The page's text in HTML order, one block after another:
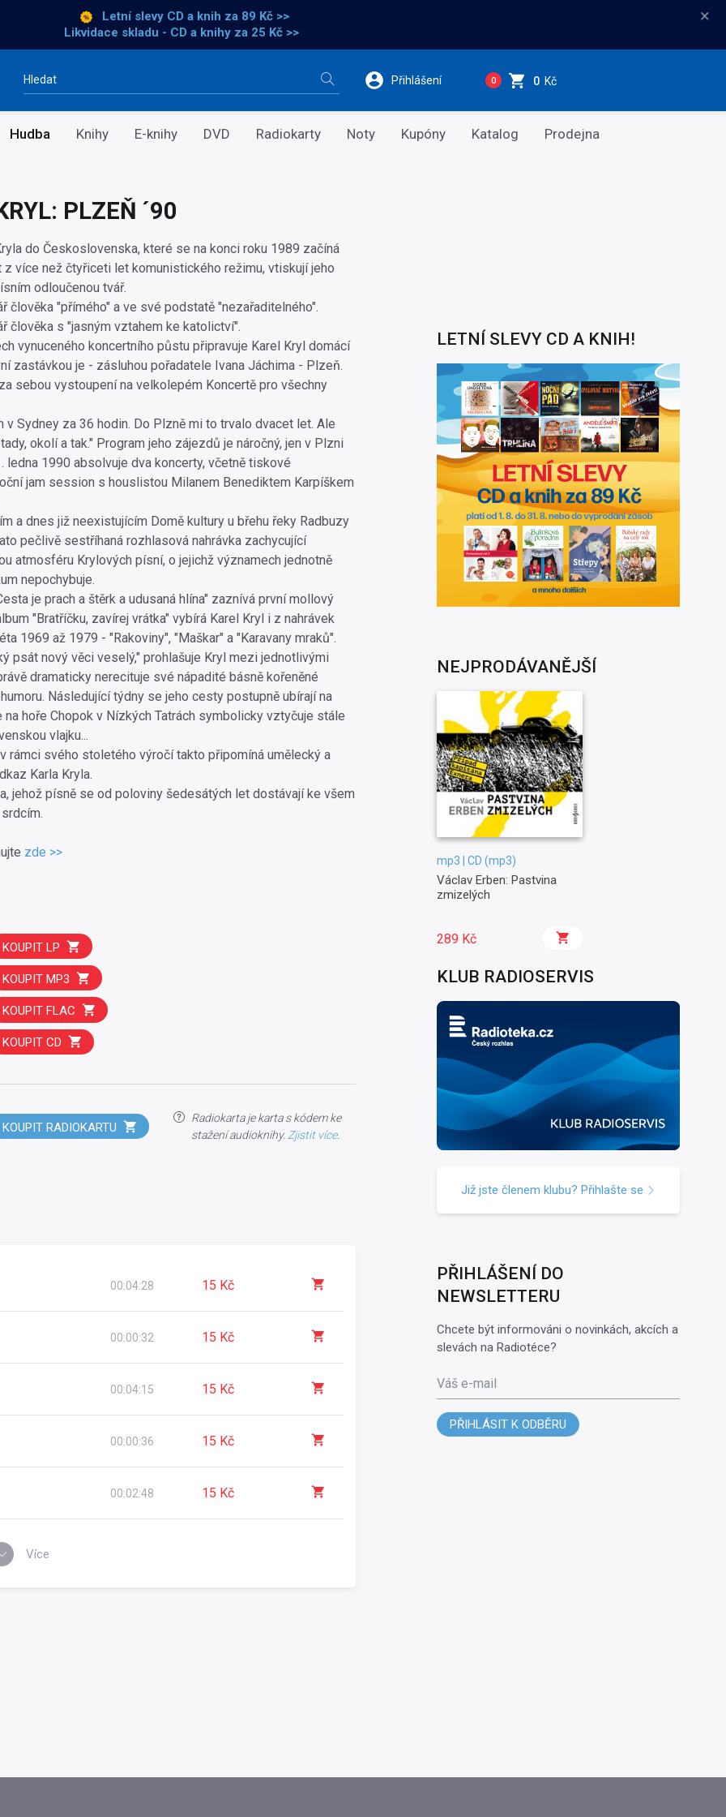
Letní slevy CD a knih za 89 Kč >>
Likvidace skladu - CD a knihy za 25 Kč >>
×
Vyhledávání Přihlášení 0 0 Kč
Hudba Knihy E-knihy DVD Radiokarty Noty Kupóny Katalog Prodejna
PLZEŇ ´90
do Československa, které se na konci roku 1989 začíná
z více než čtyřiceti let komunistického režimu, vtiskují jeho
odloučenou tvář.
člověka "přímého" a ve své podstatě "nezařaditelného".
člověka s "jasným vztahem ke katolictví".
vynuceného koncertního půstu připravuje Karel Kryl domácí
zastávkou je - zásluhou pořadatele Ivana Jáchima - Plzeň.
sebou vystoupení na velkolepém Koncertě pro všechny
v Sydney za 36 hodin. Do Plzně mi to trvalo dvacet let. Ale
okolí a tak." Program jeho zájezdů je náročný, jen v Plzni
ledna 1990 absolvuje dva koncerty, včetně tiskové
jam session s houslistou Milanem Benediktem Karpíškem
a dnes již neexistujícím Domě kultury u břehu řeky Radbuzy
pečlivě sestříhaná rozhlasová nahrávka zachycující
atmosféru Krylových písní, o jejichž významech jednotně
nepochybuje.
je prach a štěrk a udusaná hlína" zaznívá první mollový
"Bratříčku, zavírej vrátka" vybírá Karel Kryl i z nahrávek
1969 až 1979 - "Rakoviny", "Maškar" a "Karavany mraků".
psát nový věci veselý," prohlašuje Kryl mezi jednotlivými
dramaticky nerecituje své nápadité básně kořeněné
Následující týdny se jeho cesty postupně ubírají na
na hoře Chopok v Nízkých Tatrách symbolicky vztyčuje stále
vlajku...
rámci svého stoletého výročí takto připomíná umělecký a
Karla Kryla.
jehož písně se od poloviny šedesátých let dostávají ke všem
zde >>
KOUPIT LP
KOUPIT MP3
KOUPIT FLAC
KOUPIT CD
KOUPIT RADIOKARTU
Radiokarta je karta s kódem ke
stažení audioknihy. Zjistit více.
00:04:28 15 Kč
00:00:32 15 Kč
00:04:15 15 Kč
00:00:36 15 Kč
00:02:48 15 Kč
Více
LETNÍ SLEVY CD A KNIH!
NEJPRODÁVANĚJŠÍ
mp3 | CD (mp3)
Václav Erben: Pastvina
zmizelých
289 Kč
KLUB RADIOSERVIS
Již jste členem klubu? Přihlašte se
PŘIHLÁŠENÍ DO
NEWSLETTERU
Chcete být informováni o novinkách, akcích a
slevách na Radiotéce?
Váš e-mail
PŘIHLÁSIT K ODBĚRU